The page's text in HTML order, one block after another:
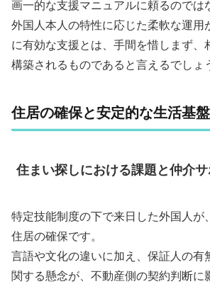
画一的な支援マニュアルに頼るのでは
外国人本人の特性に応じた柔軟な運用
に有効な支援とは、手間を惜しまず、
構築されるものであると言えるでしょ
住居の確保と安定的な生活基
住まい探しにおける課題と仲介サ
特定技能制度の下で来日した外国人が
住居の確保です。
言語や文化の違いに加え、保証人の有
関する懸念が、不動産側の契約判断に